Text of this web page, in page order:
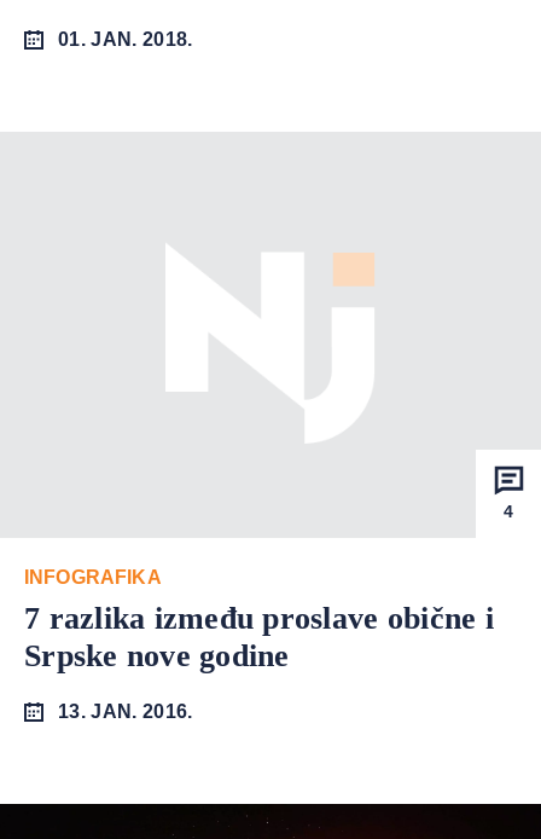
01. JAN. 2018.
4
INFOGRAFIKA
7 razlika između proslave obične i
Srpske nove godine
13. JAN. 2016.